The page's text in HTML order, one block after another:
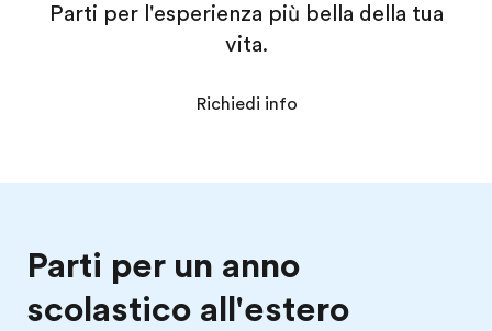
Parti per l'esperienza più bella della tua
vita.
Richiedi info
Parti per un anno
scolastico all'estero